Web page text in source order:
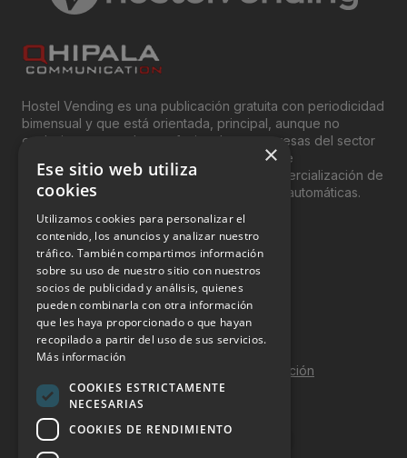
Hostel Vending es una publicación gratuita con periodicidad
bimensual y que está orientada, principal, aunque no
exclusivamente, a los profesionales y empresas del sector
del “Vending”; nombre con el que se conoce
genéricamente entre profesionales a la comercialización de
productos y servicios a través de máquinas automáticas.
INFORMACIÓN LEGAL
Aviso Legal
Política de Privacidad
Política de Cookies
Política de calidad y seguridad de la información
Contacto
×
Ese sitio web utiliza
cookies
Utilizamos cookies para personalizar el
contenido, los anuncios y analizar nuestro
tráfico. También compartimos información
sobre su uso de nuestro sitio con nuestros
socios de publicidad y análisis, quienes
pueden combinarla con otra información
que les haya proporcionado o que hayan
recopilado a partir del uso de sus servicios.
Más información
COOKIES ESTRICTAMENTE
NECESARIAS
COOKIES DE RENDIMIENTO